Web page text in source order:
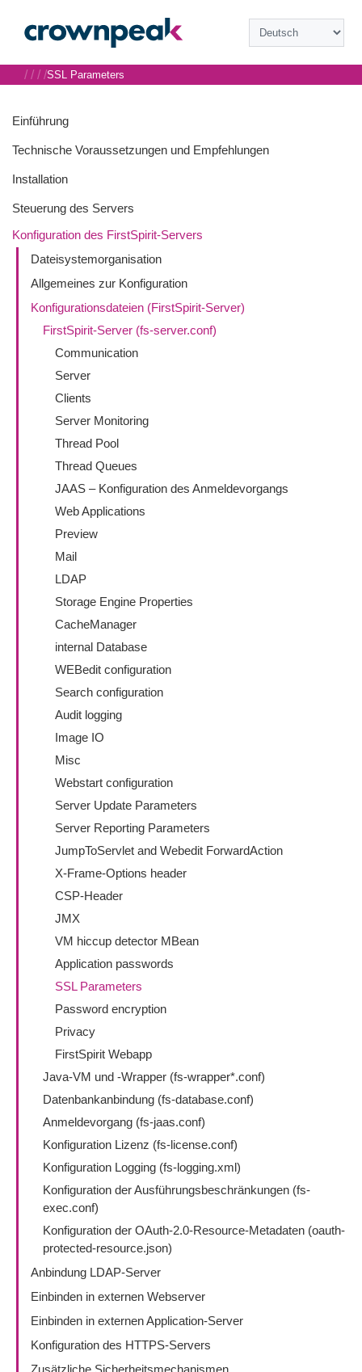
Einführung
Technische Voraussetzungen und Empfehlungen
Installation
Steuerung des Servers
Konfiguration des FirstSpirit-Servers
Dateisystemorganisation
Allgemeines zur Konfiguration
Konfigurationsdateien (FirstSpirit-Server)
FirstSpirit-Server (fs-server.conf)
Communication
Server
Clients
Server Monitoring
Thread Pool
Thread Queues
JAAS – Konfiguration des Anmeldevorgangs
Web Applications
Preview
Mail
LDAP
Storage Engine Properties
CacheManager
internal Database
WEBedit configuration
Search configuration
Audit logging
Image IO
Misc
Webstart configuration
Server Update Parameters
Server Reporting Parameters
JumpToServlet and Webedit ForwardAction
X-Frame-Options header
CSP-Header
JMX
VM hiccup detector MBean
Application passwords
SSL Parameters
Password encryption
Privacy
FirstSpirit Webapp
Java-VM und -Wrapper (fs-wrapper*.conf)
Datenbankanbindung (fs-database.conf)
Anmeldevorgang (fs-jaas.conf)
Konfiguration Lizenz (fs-license.conf)
Konfiguration Logging (fs-logging.xml)
Konfiguration der Ausführungsbeschränkungen (fs-
exec.conf)
Konfiguration der OAuth-2.0-Resource-Metadaten (oauth-
protected-resource.json)
Anbindung LDAP-Server
Einbinden in externen Webserver
Einbinden in externen Application-Server
Konfiguration des HTTPS-Servers
Zusätzliche Sicherheitsmechanismen
/ / / /SSL Parameters